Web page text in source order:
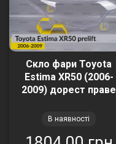
Скло фари Toyota
Estima XR50 (2006-
2009) дорест праве
В наявності